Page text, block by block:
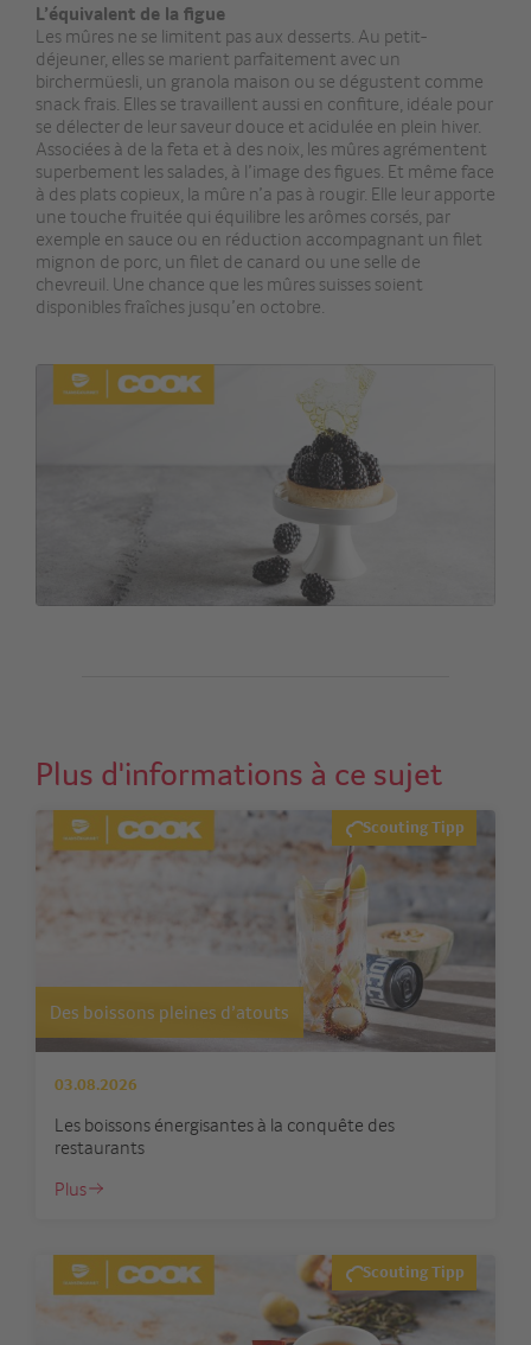
L’équivalent de la figue
Les mûres ne se limitent pas aux desserts. Au petit-
déjeuner, elles se marient parfaitement avec un
birchermüesli, un granola maison ou se dégustent comme
snack frais. Elles se travaillent aussi en confiture, idéale pour
se délecter de leur saveur douce et acidulée en plein hiver.
Associées à de la feta et à des noix, les mûres agrémentent
superbement les salades, à l’image des figues. Et même face
à des plats copieux, la mûre n’a pas à rougir. Elle leur apporte
une touche fruitée qui équilibre les arômes corsés, par
exemple en sauce ou en réduction accompagnant un filet
mignon de porc, un filet de canard ou une selle de
chevreuil. Une chance que les mûres suisses soient
disponibles fraîches jusqu’en octobre.
Plus d'informations à ce sujet
Scouting Tipp
Des boissons pleines d’atouts
03.08.2026
Les boissons énergisantes à la conquête des
restaurants
Plus
Scouting Tipp